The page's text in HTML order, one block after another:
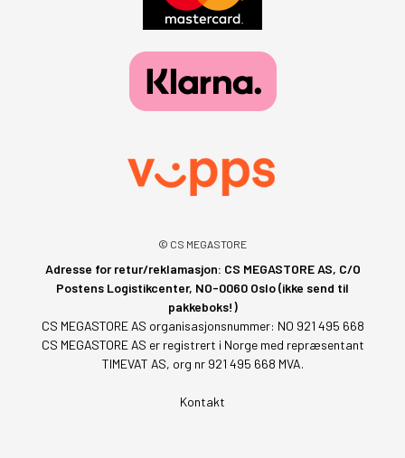
© CS MEGASTORE
Adresse for retur/reklamasjon: CS MEGASTORE AS, C/O
Postens Logistikcenter, NO-0060 Oslo (ikke send til
pakkeboks!)
CS MEGASTORE AS organisasjonsnummer: NO 921 495 668
CS MEGASTORE AS er registrert i Norge med repræsentant
TIMEVAT AS, org nr 921 495 668 MVA.
Kontakt